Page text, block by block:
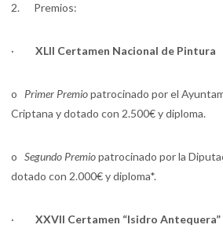
2. Premios:
· XLII Certamen Nacional de Pintura
o Primer Premiopatrocinado por el
Criptana y dotado con 2.500€ y diploma.
o Segundo Premiopatrocinado por la
dotado con 2.000€ y diploma*.
· XXVII Certamen “Isidro Antequera”